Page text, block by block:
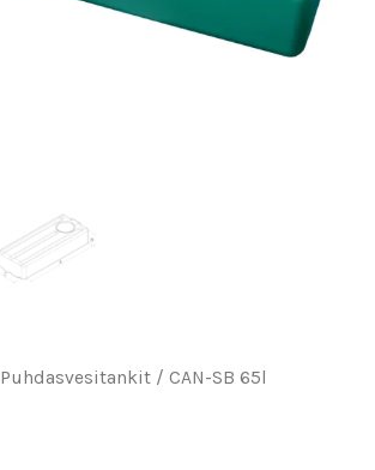
Puhdasvesitankit / CAN-SB 65l